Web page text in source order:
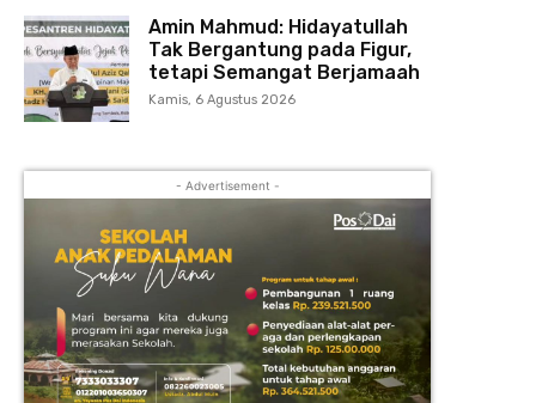
Amin Mahmud: Hidayatullah
Tak Bergantung pada Figur,
tetapi Semangat Berjamaah
Kamis, 6 Agustus 2026
- Advertisement -